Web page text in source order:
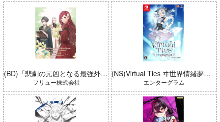
(BD)「悲劇の元凶となる最強外道ラスボス女王は民の為に尽くします。 Season2」BD-BOX 上巻
フリュー株式会社
(NS)Virtual Ties ヰ世界情緒夢想曲 完全生産限定版
エンターグラム